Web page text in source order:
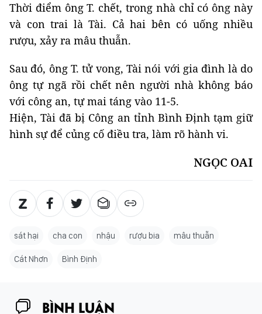
Thời điểm ông T. chết, trong nhà chỉ có ông này
và con trai là Tài. Cả hai bên có uống nhiều
rượu, xảy ra mâu thuẫn.
Sau đó, ông T. tử vong, Tài nói với gia đình là do
ông tự ngã rồi chết nên người nhà không báo
với công an, tự mai táng vào 11-5.
Hiện, Tài đã bị Công an tỉnh Bình Định tạm giữ
hình sự để củng cố điều tra, làm rõ hành vi.
NGỌC OAI
sát hại cha con nhậu rượu bia mâu thuẫn
Cát Nhơn Bình Định
BÌNH LUẬN